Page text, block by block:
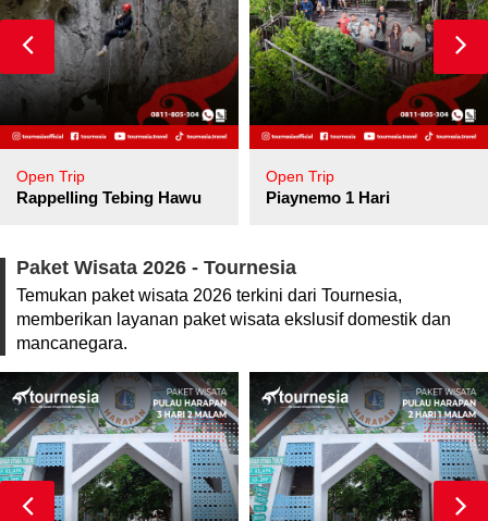
Open Trip
Rappelling Tebing Hawu
Open Trip
Piaynemo 1 Hari
Paket Wisata 2026 - Tournesia
Temukan paket wisata 2026 terkini dari Tournesia,
memberikan layanan paket wisata ekslusif domestik dan
mancanegara.